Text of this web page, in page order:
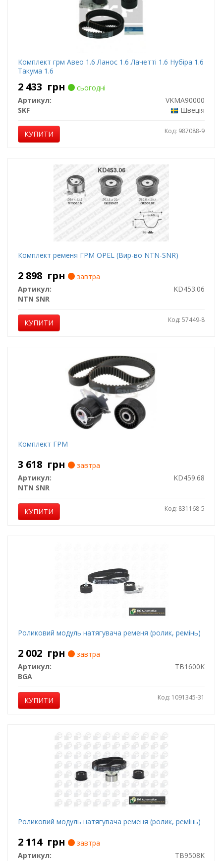
Комплект грм Авео 1.6 Ланос 1.6 Лачетті 1.6 Нубіра 1.6
Такума 1.6
2 433 грн
сьогодні
Артикул:
VKMA90000
SKF
Швеція
КУПИТИ Код: 987088-9
Комплект ременя ГРМ OPEL (Вир-во NTN-SNR)
2 898 грн
завтра
Артикул:
KD453.06
NTN SNR
КУПИТИ Код: 57449-8
Комплект ГРМ
3 618 грн
завтра
Артикул:
KD459.68
NTN SNR
КУПИТИ Код: 831168-5
Роликовий модуль натягувача ременя (ролик, ремінь)
2 002 грн
завтра
Артикул:
TB1600K
BGA
КУПИТИ Код: 1091345-31
Роликовий модуль натягувача ременя (ролик, ремінь)
2 114 грн
завтра
Артикул:
TB9508K